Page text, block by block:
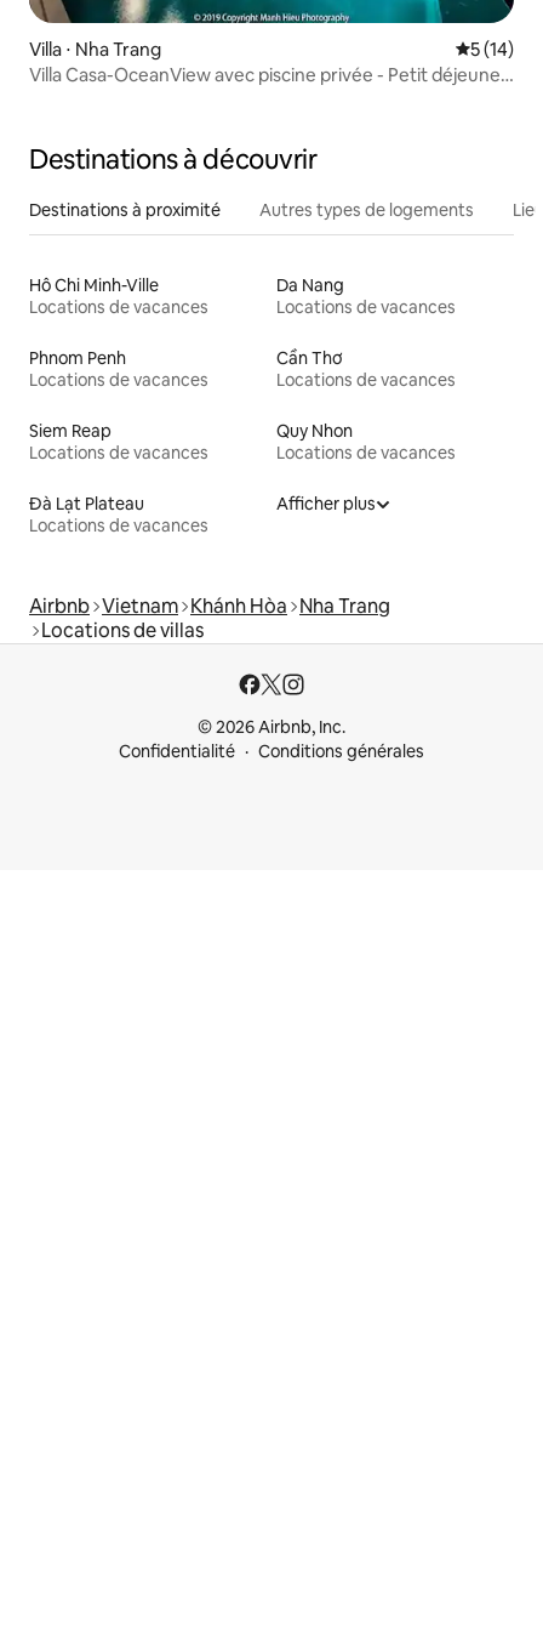
Villa ⋅ Nha Trang
5 (14)
Villa Casa-OceanView avec piscine privée - Petit déjeuner
Destinations à découvrir
Destinations à proximité Autres types de logements
Hô Chi Minh-Ville
Locations de vacances
Da Nang
Locations de vacances
Phnom Penh
Locations de vacances
Cần Thơ
Locations de vacances
Siem Reap
Locations de vacances
Quy Nhon
Locations de vacances
Đà Lạt Plateau
Locations de vacances
Afficher plus
Airbnb Vietnam Khánh Hòa Nha Trang
Locations de villas
© 2026 Airbnb, Inc.
Confidentialité
Conditions générales